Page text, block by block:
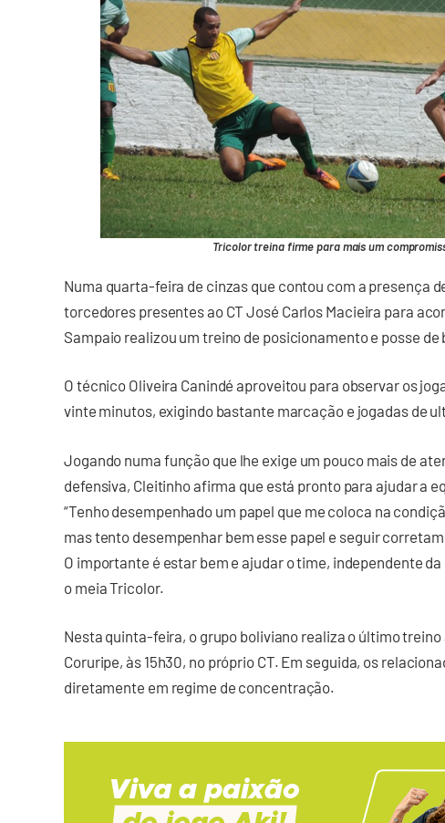
Tricolor treina firme para mais um
Numa quarta-feira de cinzas que contou com a presença
torcedores presentes ao CT José Carlos Macieira para
Sampaio realizou um treino de posicionamento e posse de
O técnico Oliveira Canindé aproveitou para observar os
vinte minutos, exigindo bastante marcação e jogadas de
Jogando numa função que lhe exige um pouco mais de
defensiva, Cleitinho afirma que está pronto para ajudar a
“Tenho desempenhado um papel que me coloca na
mas tento desempenhar bem esse papel e seguir
O importante é estar bem e ajudar o time, independente
o meia Tricolor.
Nesta quinta-feira, o grupo boliviano realiza o último
Coruripe, às 15h30, no próprio CT. Em seguida, os
diretamente em regime de concentração.